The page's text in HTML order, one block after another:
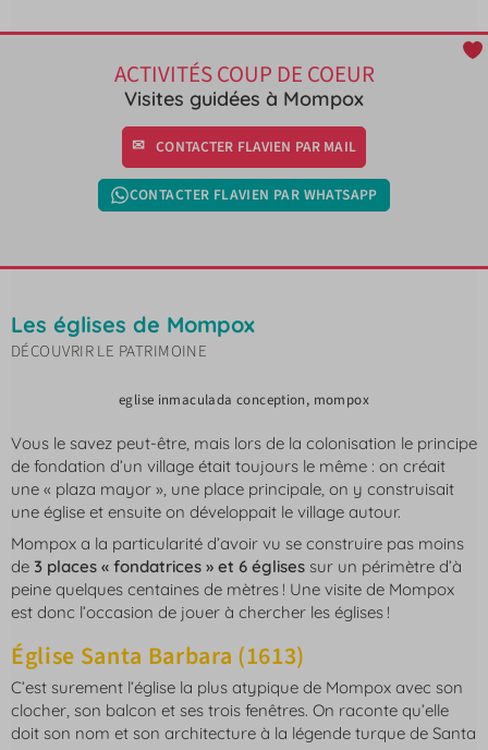
ACTIVITÉS COUP DE COEUR
Visites guidées à Mompox
CONTACTER FLAVIEN PAR MAIL
CONTACTER FLAVIEN PAR WHATSAPP
Les églises de Mompox
DÉCOUVRIR LE PATRIMOINE
eglise inmaculada conception, mompox
Vous le savez peut-être, mais lors de la colonisation le principe
de fondation d’un village était toujours le même : on créait
une « plaza mayor », une place principale, on y construisait
une église et ensuite on développait le village autour.
Mompox a la particularité d’avoir vu se construire pas moins
de 3 places « fondatrices » et 6 églises sur un périmètre d’à
peine quelques centaines de mètres ! Une visite de Mompox
est donc l’occasion de jouer à chercher les églises !
Église Santa Barbara (1613)
C’est surement l’église la plus atypique de Mompox avec son
clocher, son balcon et ses trois fenêtres. On raconte qu’elle
doit son nom et son architecture à la légende turque de Santa